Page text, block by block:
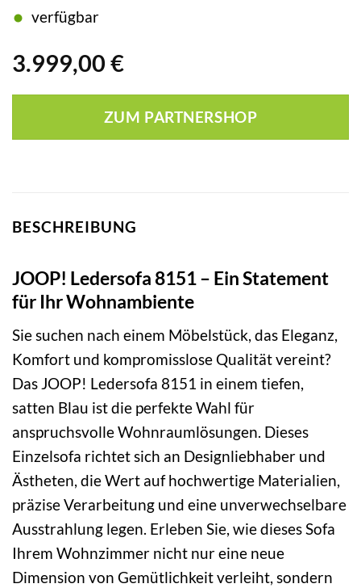
3.999,00 €
verfügbar
ZUM PARTNERSHOP
BESCHREIBUNG
JOOP! Ledersofa 8151 – Ein Statement
für Ihr Wohnambiente
Sie suchen nach einem Möbelstück, das Eleganz,
Komfort und kompromisslose Qualität vereint?
Das JOOP! Ledersofa 8151 in einem tiefen,
satten Blau ist die perfekte Wahl für
anspruchsvolle Wohnraumlösungen. Dieses
Einzelsofa richtet sich an Designliebhaber und
Ästheten, die Wert auf hochwertige Materialien,
präzise Verarbeitung und eine unverwechselbare
Ausstrahlung legen. Erleben Sie, wie dieses Sofa
Ihrem Wohnzimmer nicht nur eine neue
Dimension von Gemütlichkeit verleiht, sondern